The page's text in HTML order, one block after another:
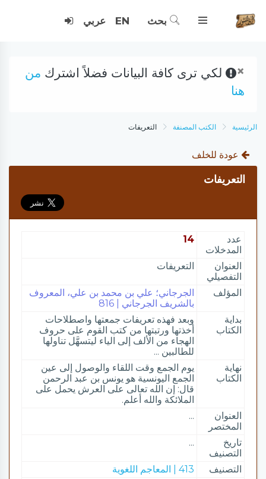
بحث EN عربي
× لكي ترى كافة البيانات فضلاً اشترك من
هنا
الرئيسية الكتب المصنفة التعريفات
عودة للخلف
التعريفات
عدد
المدخلات
14
العنوان
التفصيلي
التعريفات
المؤلف
الجرجاني؛ علي بن محمد بن علي، المعروف
بالشريف الجرجاني | 816
بداية
الكتاب
وبعد فهذه تعريفات جمعتها واصطلاحات
أخذتها ورتبتها من كتب القوم على حروف
الهجاء من الألف إلى الياء ليتسهَّل تناولها
للطالبين ...
نهاية
الكتاب
يوم الجمع وقت اللقاء والوصول إلى عين
الجمع اليونسية هو يونس بن عبد الرحمن
قال: إن الله تعالى على العرش يحمل على
الملائكة والله أعلم.
العنوان
المختصر
...
تاريخ
التصنيف
...
التصنيف
413 | المعاجم اللغوية